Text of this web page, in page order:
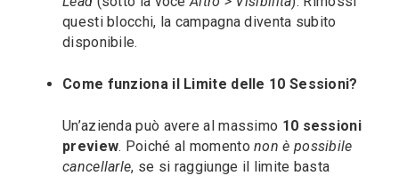
questi blocchi, la campagna diventa subito
disponibile.
Come funziona il Limite delle 10 Sessioni?
Un’azienda può avere al massimo 10 sessioni
preview. Poiché al momentonon è possibile
cancellarle, se si raggiunge il limite basta